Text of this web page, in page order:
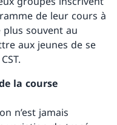
de leur cours à
plus souvent au
aux jeunes de se
la course
n’est jamais